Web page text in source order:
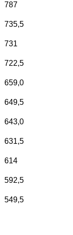
787
735,5
731
722,5
659,0
649,5
643,0
631,5
614
592,5
549,5